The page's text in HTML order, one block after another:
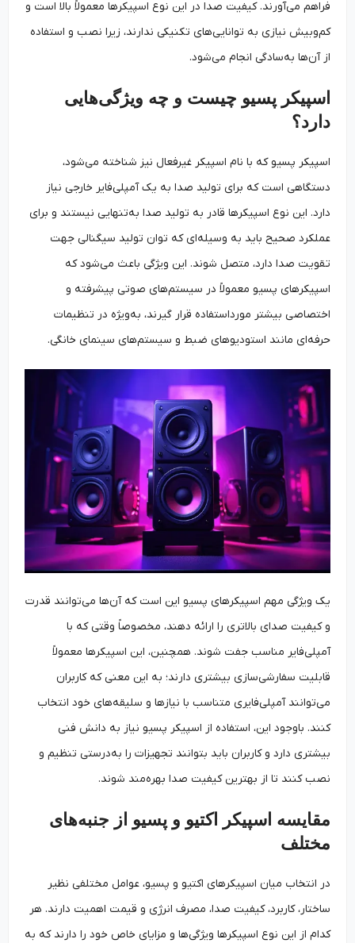
فراهم می‌آورند. کیفیت صدا در این نوع اسپیکرها معمولاً بالا است و
کم‌وبیش نیازی به توانایی‌های تکنیکی ندارند، زیرا نصب و استفاده
از آن‌ها به‌سادگی انجام می‌شود.
اسپیکر پسیو چیست و چه ویژگی‌هایی
دارد؟
اسپیکر پسیو که با نام اسپیکر غیرفعال نیز شناخته می‌شود،
دستگاهی است که برای تولید صدا به یک آمپلی‌فایر خارجی نیاز
دارد. این نوع اسپیکرها قادر به تولید صدا به‌تنهایی نیستند و برای
عملکرد صحیح باید به وسیله‌ای که توان تولید سیگنالی جهت
تقویت صدا دارد، متصل شوند. این ویژگی باعث می‌شود که
اسپیکرهای پسیو معمولاً در سیستم‌های صوتی پیشرفته و
اختصاصی بیشتر مورداستفاده قرار گیرند، به‌ویژه در تنظیمات
حرفه‌ای مانند استودیوهای ضبط و سیستم‌های سینمای خانگی.
یک ویژگی مهم اسپیکرهای پسیو این است که آن‌ها می‌توانند قدرت
و کیفیت صدای بالاتری را ارائه دهند، مخصوصاً وقتی که با
آمپلی‌فایر مناسب جفت شوند. همچنین، این اسپیکرها معمولاً
قابلیت سفارشی‌سازی بیشتری دارند؛ به این معنی که کاربران
می‌توانند آمپلی‌فایری متناسب با نیازها و سلیقه‌های خود انتخاب
کنند. باوجود این، استفاده از اسپیکر پسیو نیاز به دانش فنی
بیشتری دارد و کاربران باید بتوانند تجهیزات را به‌درستی تنظیم و
نصب کنند تا از بهترین کیفیت صدا بهره‌مند شوند.
مقایسه اسپیکر اکتیو و پسیو از جنبه‌های
مختلف
در انتخاب میان اسپیکرهای اکتیو و پسیو، عوامل مختلفی نظیر
ساختار، کاربرد، کیفیت صدا، مصرف انرژی و قیمت اهمیت دارند. هر
کدام از این نوع اسپیکرها ویژگی‌ها و مزایای خاص خود را دارند که به